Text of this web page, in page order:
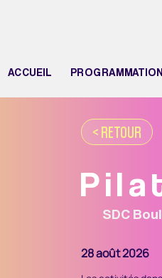
ACCUEIL PROGRAMMATION
< RETOUR
SDC
28 août 2026